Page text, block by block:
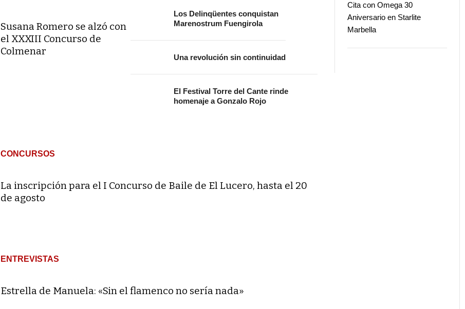
Susana Romero se alzó con
el XXXIII Concurso de
Colmenar
Los Delinqüentes conquistan
Marenostrum Fuengirola
Una revolución sin continuidad
El Festival Torre del Cante rinde
homenaje a Gonzalo Rojo
CONCURSOS
La inscripción para el I Concurso de Baile de El Lucero, hasta el 20
de agosto
ENTREVISTAS
Estrella de Manuela: «Sin el flamenco no sería nada»
Cita con Omega 30
Aniversario en Starlite
Marbella